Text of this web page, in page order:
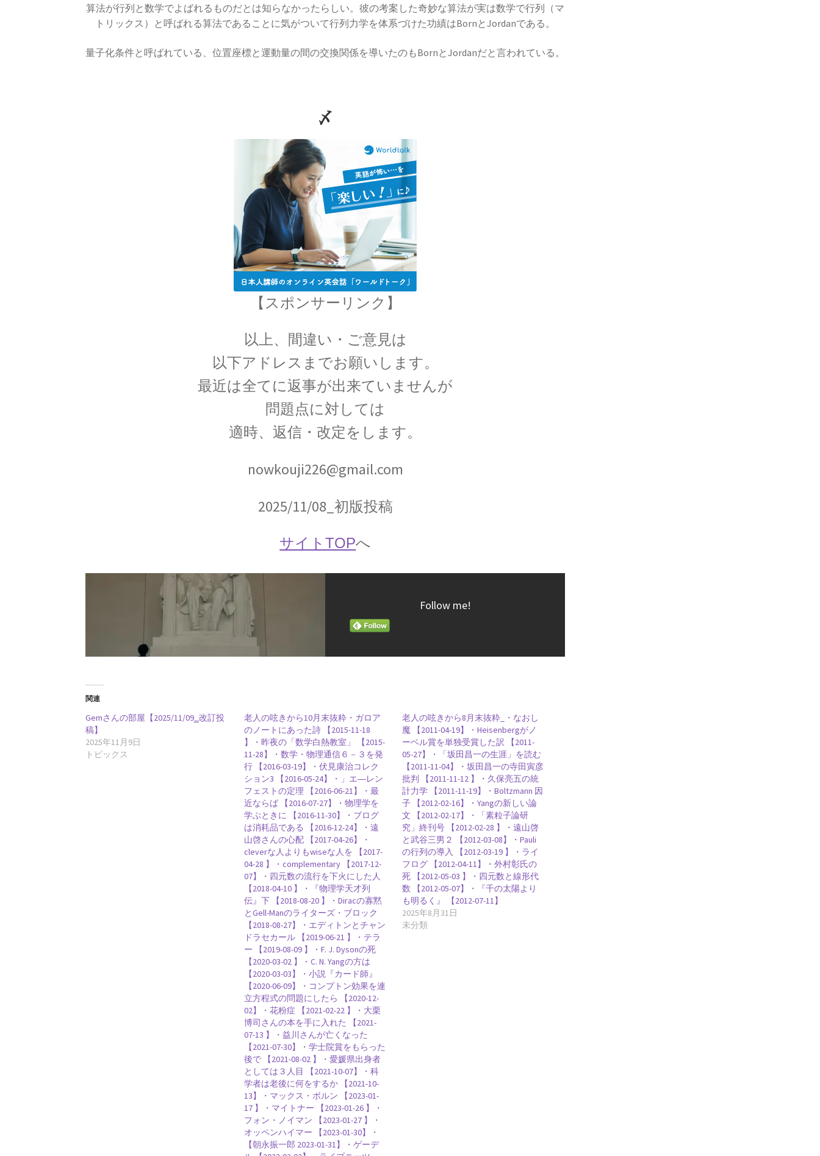
【アメリカで稀代の実験家が光速度に関する事実を実験検証】
【ベルリン生まれの物理学者｜磁性を使って超電導現象を説明】
G・R・キルヒホフ
【反射熱と放射エネルギーと電気回路でそれぞれ法則を確立】
H・アルプレヒト・ベーテ
【星の進化を考え、また原子核反応を考えた】 【場の理論をまとめ、電磁波が光速となる事を示した】
J・F・ジョリオ＝キューリー
【アルファ線を使いリン30を実現】
J・J・サクライ
【ハーバードを首席で卒業し49歳で夭折した天才物理学者】
J・J・トムソン
‗【電子の単位を明確にして同位体を示した優れた実験家】
【熱と仕事の変換｜エネルギーの概念の確立に貢献】【中性子を発見しガン治療に応用｜マンハッタン計画でのリーダー】
K・シュヴァルツシルト
‗【相対性理論から 重力場を記述したドイツ人｜シュヴァルツシルト半径】
L・オイラー
【失明して単眼の巨人（サイクロプス）と呼ばれた｜自然対数を定式化】
P・V・ミュッセンブルーク
【ライデン瓶を発明し静電気の基礎を確立】
P・ショーァ
【Peter Williston Shor, 1959/8/14-量子暗号を揺るがす男】
R・J・E・クラウジウス
【熱力学の第一法則を定めエントロピーを定義｜エントロピー】
R・P・ファインマン
【天才｜経路積分やファインマンダイヤグラムを考案】
S・ナート・ボース
【インド独自の理解体系で学びボーズ粒子を定式化】
W・C・レントゲン
【第一回のノーベル賞受賞者・電子の蛍光現象を実用化】
W・C・ヴィーン
【黒体放射の研究やウィーンの法則をもたらした物性研究の先駆者】
W・E・パウリ
算法が行列と数学でよばれるものだとは知らなかったらしい。彼の考案した奇妙な算法が実は数学で行列（マ
トリックス）と呼ばれる算法であることに気がついて行列力学を体系づけた功績はBornとJordanである。
量子化条件と呼ばれている、位置座標と運動量の間の交換関係を導いたのもBornとJordanだと言われている。
〆
【スポンサーリンク】
以上、間違い・ご意見は
以下アドレスまでお願いします。
最近は全てに返事が出来ていませんが
問題点に対しては
適時、返信・改定をします。
nowkouji226@gmail.com
2025/11/08_初版投稿
サイトTOPへ
Follow me!
関連
Gemさんの部屋【2025/11/09‗改訂投
稿】
2025年11月9日
トピックス
老人の呟きから10月末抜粋・ガロア
のノートにあった詩 【2015-11-18
】・昨夜の「数学白熱教室」 【2015-
11-28】・数学・物理通信６－３を発
行 【2016-03-19】・伏見康治コレク
ション3 【2016-05-24】・」エ―レン
フェストの定理 【2016-06-21】・最
近ならば 【2016-07-27】・物理学を
学ぶときに 【2016-11-30】・ブログ
は消耗品である 【2016-12-24】・遠
山啓さんの心配 【2017-04-26】・
cleverな人よりもwiseな人を 【2017-
04-28 】・complementary 【2017-12-
07】・四元数の流行を下火にした人
【2018-04-10 】・『物理学天才列
伝』下 【2018-08-20 】・Diracの寡黙
とGell-Manのライターズ・ブロック
【2018-08-27】・エディトンとチャン
ドラセカール 【2019-06-21 】・テラ
ー 【2019-08-09 】・F. J. Dysonの死
【2020-03-02 】・C. N. Yangの方は
【2020-03-03】・小説『カード師』
【2020-06-09】・コンプトン効果を連
立方程式の問題にしたら 【2020-12-
02】・花粉症 【2021-02-22 】・大栗
博司さんの本を手に入れた 【2021-
07-13 】・益川さんが亡くなった
【2021-07-30】・学士院賞をもらった
後で 【2021-08-02 】・愛媛県出身者
としては３人目 【2021-10-07】・科
学者は老後に何をするか 【2021-10-
13】・マックス・ボルン 【2023-01-
17 】・マイトナー 【2023-01-26 】・
フォン・ノイマン 【2023-01-27 】・
オッペンハイマー 【2023-01-30】・
【朝永振一郎 2023-01-31】・ゲーデ
老人の呟きから8月末抜粋_・なおし
魔 【2011-04-19】・Heisenbergがノ
ーベル賞を単独受賞した訳 【2011-
05-27】・「坂田昌一の生涯」を読む
【2011-11-04】・坂田昌一の寺田寅彦
批判 【2011-11-12 】・久保亮五の統
計力学 【2011-11-19】・Boltzmann 因
子 【2012-02-16】・Yangの新しい論
文 【2012-02-17】・「素粒子論研
究」終刊号 【2012-02-28 】・遠山啓
と武谷三男２ 【2012-03-08】・Pauli
の行列の導入 【2012-03-19 】・ライ
フログ 【2012-04-11】・外村彰氏の
死 【2012-05-03 】・四元数と線形代
数 【2012-05-07】・『千の太陽より
も明るく』 【2012-07-11】
2025年8月31日
未分類